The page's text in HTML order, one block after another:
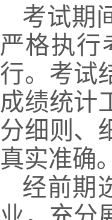
考试期
严格执行
行。考试
成绩统计
分细则、
真实准确。
经前期